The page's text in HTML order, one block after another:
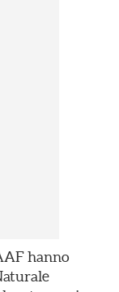
hanno